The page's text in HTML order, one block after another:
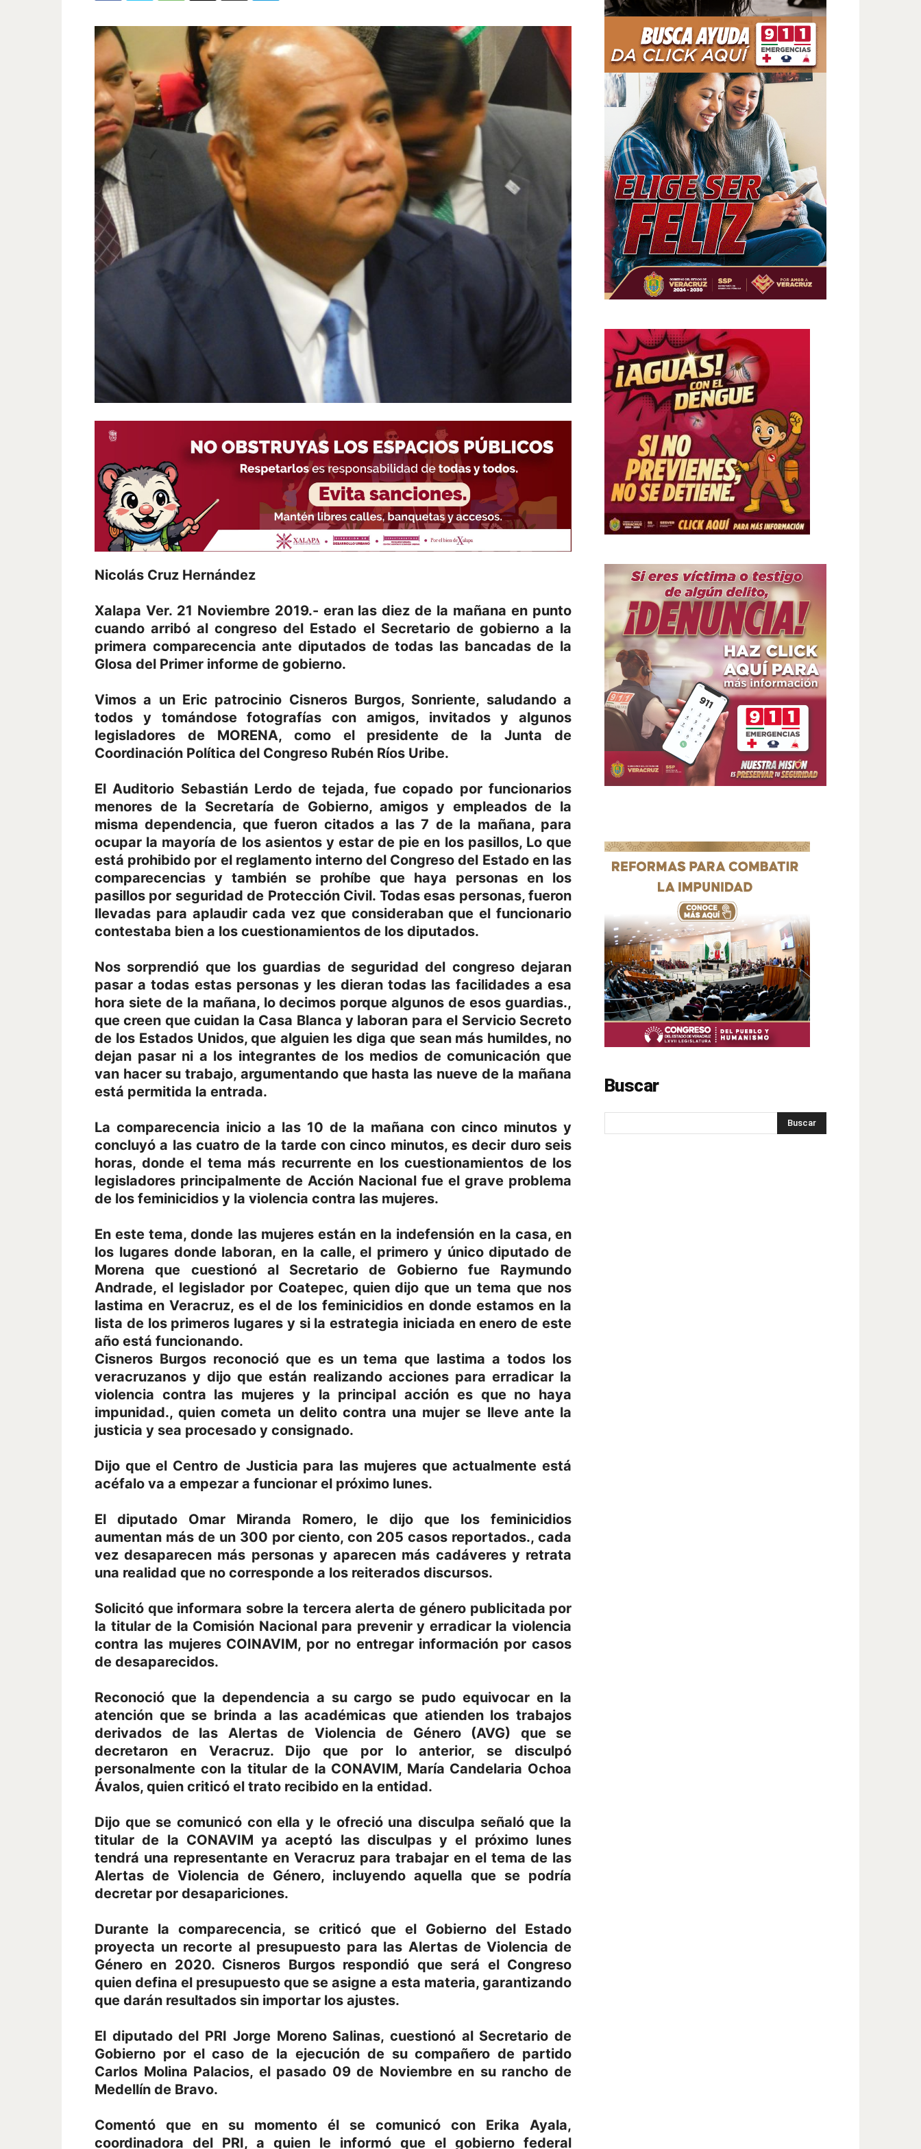
Nicolás Cruz Hernández
Xalapa Ver. 21 Noviembre 2019.- eran las diez de la mañana en punto
cuando arribó al congreso del Estado el Secretario de gobierno a la
primera comparecencia ante diputados de todas las bancadas de la
Glosa del Primer informe de gobierno.
Vimos a un Eric patrocinio Cisneros Burgos, Sonriente, saludando a
todos y tomándose fotografías con amigos, invitados y algunos
legisladores de MORENA, como el presidente de la Junta de
Coordinación Política del Congreso Rubén Ríos Uribe.
El Auditorio Sebastián Lerdo de tejada, fue copado por funcionarios
menores de la Secretaría de Gobierno, amigos y empleados de la
misma dependencia, que fueron citados a las 7 de la mañana, para
ocupar la mayoría de los asientos y estar de pie en los pasillos, Lo que
está prohibido por el reglamento interno del Congreso del Estado en las
comparecencias y también se prohíbe que haya personas en los
pasillos por seguridad de Protección Civil. Todas esas personas, fueron
llevadas para aplaudir cada vez que consideraban que el funcionario
contestaba bien a los cuestionamientos de los diputados.
Nos sorprendió que los guardias de seguridad del congreso dejaran
pasar a todas estas personas y les dieran todas las facilidades a esa
hora siete de la mañana, lo decimos porque algunos de esos guardias.,
que creen que cuidan la Casa Blanca y laboran para el Servicio Secreto
de los Estados Unidos, que alguien les diga que sean más humildes, no
dejan pasar ni a los integrantes de los medios de comunicación que
van hacer su trabajo, argumentando que hasta las nueve de la mañana
está permitida la entrada.
La comparecencia inicio a las 10 de la mañana con cinco minutos y
concluyó a las cuatro de la tarde con cinco minutos, es decir duro seis
horas, donde el tema más recurrente en los cuestionamientos de los
legisladores principalmente de Acción Nacional fue el grave problema
de los feminicidios y la violencia contra las mujeres.
En este tema, donde las mujeres están en la indefensión en la casa, en
los lugares donde laboran, en la calle, el primero y único diputado de
Morena que cuestionó al Secretario de Gobierno fue Raymundo
Andrade, el legislador por Coatepec, quien dijo que un tema que nos
lastima en Veracruz, es el de los feminicidios en donde estamos en la
lista de los primeros lugares y si la estrategia iniciada en enero de este
año está funcionando.
Cisneros Burgos reconoció que es un tema que lastima a todos los
veracruzanos y dijo que están realizando acciones para erradicar la
violencia contra las mujeres y la principal acción es que no haya
impunidad., quien cometa un delito contra una mujer se lleve ante la
justicia y sea procesado y consignado.
Dijo que el Centro de Justicia para las mujeres que actualmente está
acéfalo va a empezar a funcionar el próximo lunes.
El diputado Omar Miranda Romero, le dijo que los feminicidios
aumentan más de un 300 por ciento, con 205 casos reportados., cada
vez desaparecen más personas y aparecen más cadáveres y retrata
una realidad que no corresponde a los reiterados discursos.
Solicitó que informara sobre la tercera alerta de género publicitada por
la titular de la Comisión Nacional para prevenir y erradicar la violencia
contra las mujeres COINAVIM, por no entregar información por casos
de desaparecidos.
Reconoció que la dependencia a su cargo se pudo equivocar en la
atención que se brinda a las académicas que atienden los trabajos
derivados de las Alertas de Violencia de Género (AVG) que se
decretaron en Veracruz. Dijo que por lo anterior, se disculpó
personalmente con la titular de la CONAVIM, María Candelaria Ochoa
Ávalos, quien criticó el trato recibido en la entidad.
Dijo que se comunicó con ella y le ofreció una disculpa señaló que la
titular de la CONAVIM ya aceptó las disculpas y el próximo lunes
tendrá una representante en Veracruz para trabajar en el tema de las
Alertas de Violencia de Género, incluyendo aquella que se podría
decretar por desapariciones.
Durante la comparecencia, se criticó que el Gobierno del Estado
proyecta un recorte al presupuesto para las Alertas de Violencia de
Género en 2020. Cisneros Burgos respondió que será el Congreso
quien defina el presupuesto que se asigne a esta materia, garantizando
que darán resultados sin importar los ajustes.
El diputado del PRI Jorge Moreno Salinas, cuestionó al Secretario de
Gobierno por el caso de la ejecución de su compañero de partido
Carlos Molina Palacios, el pasado 09 de Noviembre en su rancho de
Medellín de Bravo.
Comentó que en su momento él se comunicó con Erika Ayala,
coordinadora del PRI, a quien le informó que el gobierno federal
Buscar